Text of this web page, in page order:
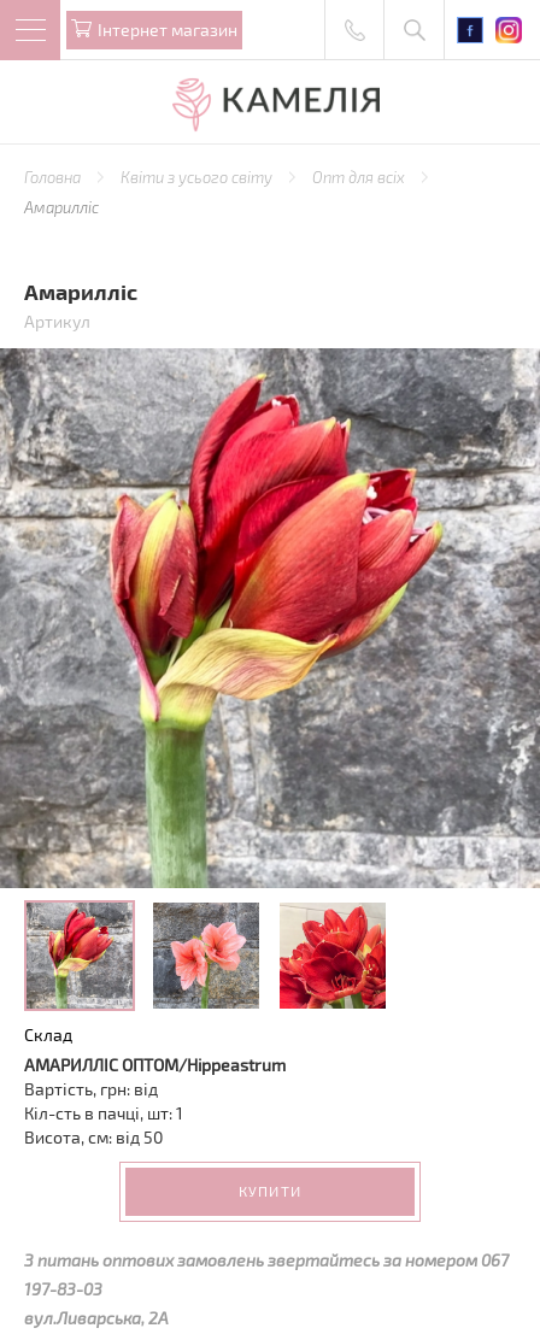
Iнтернет магазин
Головна Квіти з усього світу
Опт для всіх
Амарилліс
Амарилліс
Артикул
Склад
АМАРИЛЛІС ОПТОМ/Hippeastrum
Вартість, грн: від
Кіл-сть в пачці, шт: 1
Висота, см: від 50
КУПИТИ
З питань оптових замовлень звертайтесь за номером 067
197-83-03
вул.Ливарська, 2А